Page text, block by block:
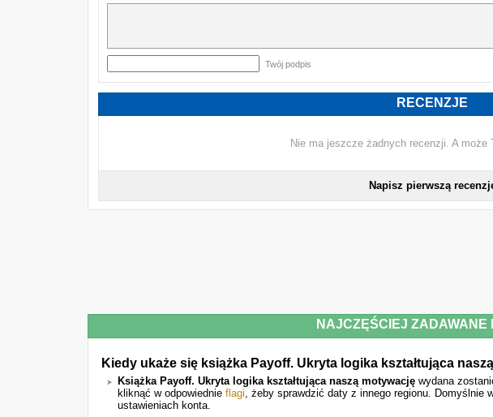
Twój podpis
RECENZJE
Nie ma jeszcze żadnych recenzji. A może
Napisz pierwszą
NAJCZĘŚCIEJ ZADAWANE
Kiedy ukaże się książka Payoff. Ukryta logika kształtująca
Książka Payoff. Ukryta logika kształtująca naszą motywację wydana
kliknąć w odpowiednie flagi, żeby sprawdzić daty z innego regionu. Domyślnie
ustawieniach konta.